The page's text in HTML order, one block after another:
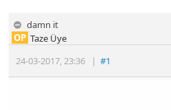
damn it
24-03-2017,23:36 |#1
OP Taze Üye